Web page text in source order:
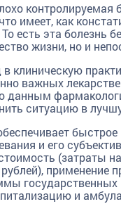
имеет, как
есть эта болезнь
жизни, но и
клиническую
важных
данным
ситуацию в
и его
(затраты
применение
и